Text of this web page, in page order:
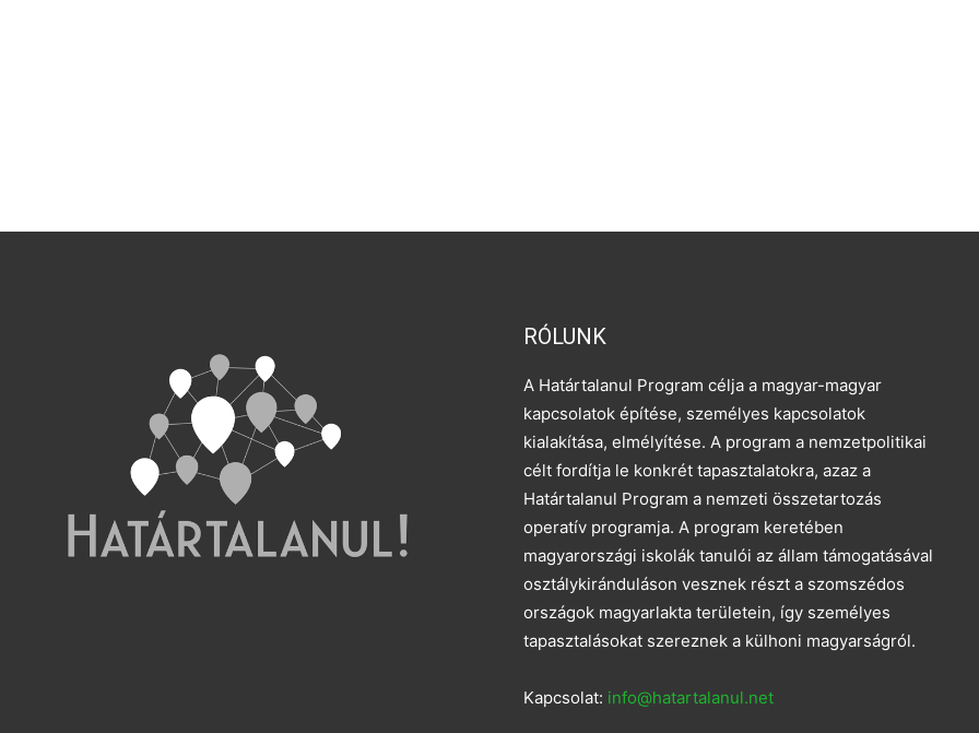
RÓLUNK
A Határtalanul Program célja a magyar-magyar
kapcsolatok építése, személyes kapcsolatok
kialakítása, elmélyítése. A program a nemzetpolitikai
célt fordítja le konkrét tapasztalatokra, azaz a
Határtalanul Program a nemzeti összetartozás
operatív programja. A program keretében
magyarországi iskolák tanulói az állam támogatásával
osztálykiránduláson vesznek részt a szomszédos
országok magyarlakta területein, így személyes
tapasztalásokat szereznek a külhoni magyarságról.
Kapcsolat: info@hatartalanul.net